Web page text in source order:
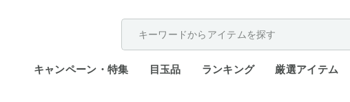
キャンペーン・特集 目玉品 ランキング 厳選アイテム